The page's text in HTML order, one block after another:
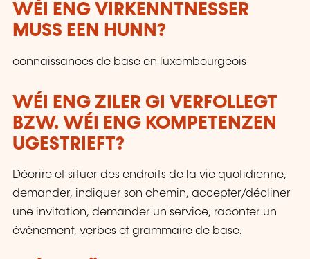
WÉI ENG VIRKENNTNESSER
MUSS EEN HUNN?
connaissances de base en luxembourgeois
WÉI ENG ZILER GI VERFOLLEGT
BZW. WÉI ENG KOMPETENZEN
UGESTRIEFT?
Décrire et situer des endroits de la vie quotidienne,
demander, indiquer son chemin, accepter/décliner
une invitation, demander un service, raconter un
évènement, verbes et grammaire de base.